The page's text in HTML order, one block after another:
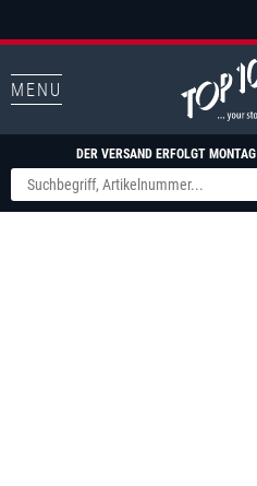
MENU
DER VERSAND ERFOLGT MONTAG